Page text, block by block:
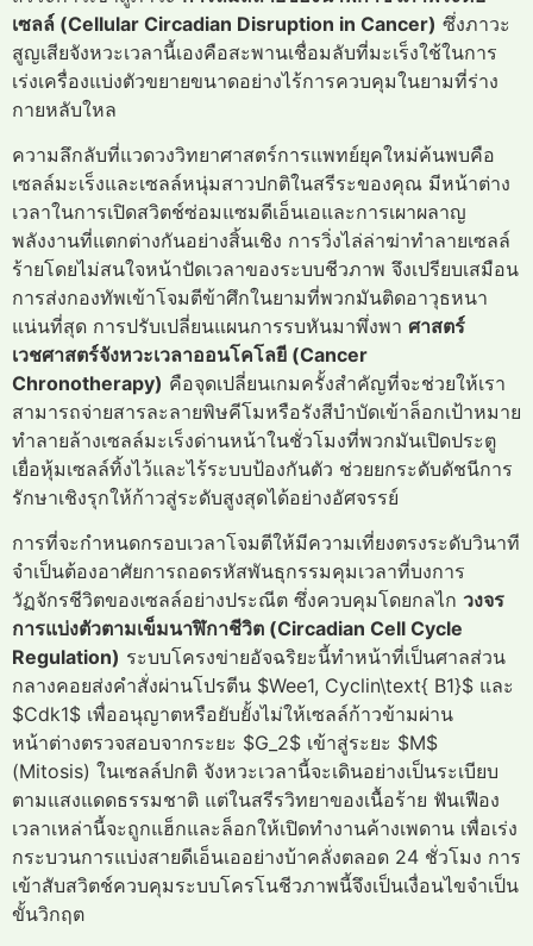
เซลล์ (Cellular Circadian Disruption in Cancer) ซึ่งภาวะ
สูญเสียจังหวะเวลานี้เองคือสะพานเชื่อมลับที่มะเร็งใช้ในการ
เร่งเครื่องแบ่งตัวขยายขนาดอย่างไร้การควบคุมในยามที่ร่าง
กายหลับใหล
ความลึกลับที่แวดวงวิทยาศาสตร์การแพทย์ยุคใหม่ค้นพบคือ
เซลล์มะเร็งและเซลล์หนุ่มสาวปกติในสรีระของคุณ มีหน้าต่าง
เวลาในการเปิดสวิตช์ซ่อมแซมดีเอ็นเอและการเผาผลาญ
พลังงานที่แตกต่างกันอย่างสิ้นเชิง การวิ่งไล่ล่าฆ่าทำลายเซลล์
ร้ายโดยไม่สนใจหน้าปัดเวลาของระบบชีวภาพ จึงเปรียบเสมือน
การส่งกองทัพเข้าโจมตีข้าศึกในยามที่พวกมันติดอาวุธหนา
แน่นที่สุด การปรับเปลี่ยนแผนการรบหันมาพึ่งพา ศาสตร์
เวชศาสตร์จังหวะเวลาออนโคโลยี (Cancer
Chronotherapy) คือจุดเปลี่ยนเกมครั้งสำคัญที่จะช่วยให้เรา
สามารถจ่ายสารละลายพิษคีโมหรือรังสีบำบัดเข้าล็อกเป้าหมาย
ทำลายล้างเซลล์มะเร็งด่านหน้าในชั่วโมงที่พวกมันเปิดประตู
เยื่อหุ้มเซลล์ทิ้งไว้และไร้ระบบป้องกันตัว ช่วยยกระดับดัชนีการ
รักษาเชิงรุกให้ก้าวสู่ระดับสูงสุดได้อย่างอัศจรรย์
การที่จะกำหนดกรอบเวลาโจมตีให้มีความเที่ยงตรงระดับวินาที
จำเป็นต้องอาศัยการถอดรหัสพันธุกรรมคุมเวลาที่บงการ
วัฏจักรชีวิตของเซลล์อย่างประณีต ซึ่งควบคุมโดยกลไก วงจร
การแบ่งตัวตามเข็มนาฬิกาชีวิต (Circadian Cell Cycle
Regulation) ระบบโครงข่ายอัจฉริยะนี้ทำหน้าที่เป็นศาลส่วน
กลางคอยส่งคำสั่งผ่านโปรตีน $Wee1, Cyclin\text{ B1}$ และ
$Cdk1$ เพื่ออนุญาตหรือยับยั้งไม่ให้เซลล์ก้าวข้ามผ่าน
หน้าต่างตรวจสอบจากระยะ $G_2$ เข้าสู่ระยะ $M$
(Mitosis) ในเซลล์ปกติ จังหวะเวลานี้จะเดินอย่างเป็นระเบียบ
ตามแสงแดดธรรมชาติ แต่ในสรีรวิทยาของเนื้อร้าย ฟันเฟือง
เวลาเหล่านี้จะถูกแฮ็กและล็อกให้เปิดทำงานค้างเพดาน เพื่อเร่ง
กระบวนการแบ่งสายดีเอ็นเออย่างบ้าคลั่งตลอด 24 ชั่วโมง การ
เข้าสับสวิตช์ควบคุมระบบโครโนชีวภาพนี้จึงเป็นเงื่อนไขจำเป็น
ขั้นวิกฤต